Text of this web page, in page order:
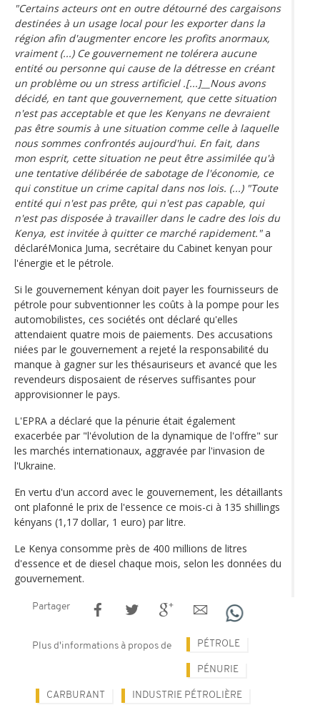
"Certains acteurs ont en outre détourné des cargaisons
destinées à un usage local pour les exporter dans la
région afin d'augmenter encore les profits anormaux,
vraiment (...) Ce gouvernement ne tolérera aucune
entité ou personne qui cause de la détresse en créant
un problème ou un stress artificiel .[...]__Nous avons
décidé, en tant que gouvernement, que cette situation
n'est pas acceptable et que les Kenyans ne devraient
pas être soumis à une situation comme celle à laquelle
nous sommes confrontés aujourd'hui. En fait, dans
mon esprit, cette situation ne peut être assimilée qu'à
une tentative délibérée de sabotage de l'économie, ce
qui constitue un crime capital dans nos lois. (...) "Toute
entité qui n'est pas prête, qui n'est pas capable, qui
n'est pas disposée à travailler dans le cadre des lois du
Kenya, est invitée à quitter ce marché rapidement."a
déclaréMonica Juma, secrétaire du Cabinet kenyan pour
l'énergie et le pétrole.
Si le gouvernement kényan doit payer les fournisseurs de
pétrole pour subventionner les coûts à la pompe pour les
automobilistes, ces sociétés ont déclaré qu'elles
attendaient quatre mois de paiements. Des accusations
niées par le gouvernement a rejeté la responsabilité du
manque à gagner sur les thésauriseurs et avancé que les
revendeurs disposaient de réserves suffisantes pour
approvisionner le pays.
L'EPRA a déclaré que la pénurie était également
exacerbée par "l'évolution de la dynamique de l'offre" sur
les marchés internationaux, aggravée par l'invasion de
l'Ukraine.
En vertu d'un accord avec le gouvernement, les détaillants
ont plafonné le prix de l'essence ce mois-ci à 135 shillings
kényans (1,17 dollar, 1 euro) par litre.
Le Kenya consomme près de 400 millions de litres
d'essence et de diesel chaque mois, selon les données du
gouvernement.
Partager
Plus d'informations à propos de PÉTROLE
PÉNURIE
CARBURANT INDUSTRIE PÉTROLIÈRE